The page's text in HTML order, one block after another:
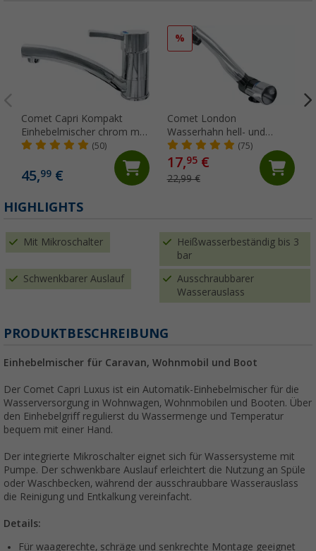
Comet Capri Kompakt
Einhebelmischer chrom mit
Mikroschalter für
Wohnmobil und Caravan
(50)
45,99 €
%
Comet London
Wasserhahn hell- und
dunkelgrau abklappbar mit
Mikroschalter für
Wohnwagen und
Wohnmobil chrom
(75)
17,95€
22,99 €
HIGHLIGHTS
Mit Mikroschalter
Heißwasserbeständig bis 3
bar
Schwenkbarer Auslauf
Ausschraubbarer
Wasserauslass
PRODUKTBESCHREIBUNG
Einhebelmischer für Caravan, Wohnmobil und Boot
Der Comet Capri Luxus ist ein Automatik-Einhebelmischer für die
Wasserversorgung in Wohnwagen, Wohnmobilen und Booten. Über
den Einhebelgriff regulierst du Wassermenge und Temperatur
bequem mit einer Hand.
Der integrierte Mikroschalter eignet sich für Wassersysteme mit
Pumpe. Der schwenkbare Auslauf erleichtert die Nutzung an Spüle
oder Waschbecken, während der ausschraubbare Wasserauslass
die Reinigung und Entkalkung vereinfacht.
Details:
Für waagerechte, schräge und senkrechte Montage geeignet